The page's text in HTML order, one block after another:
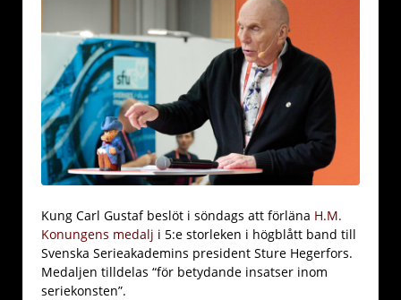
Kung Carl Gustaf beslöt i söndags att förläna H.M.
Konungens medalj i 5:e storleken i högblått band till
Svenska Serieakademins president Sture Hegerfors.
Medaljen tilldelas “för betydande insatser inom
seriekonsten”.